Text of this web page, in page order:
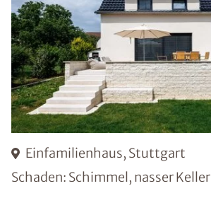
Einfamilienhaus, Stuttgart
Schaden: Schimmel, nasser Keller